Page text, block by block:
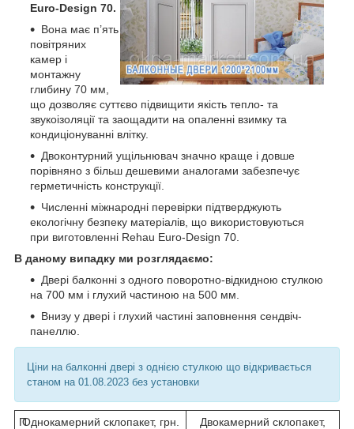
Euro-Design 70.
Вона має п’ять
повітряних
камер і
монтажну
глибину 70 мм,
що дозволяє суттєво підвищити якість тепло- та
звукоізоляції та заощадити на опаленні взимку та
кондиціонуванні влітку.
Двоконтурний ущільнювач значно краще і довше
порівняно з більш дешевими аналогами забезпечує
герметичність конструкції.
Численні міжнародні перевірки підтверджують
екологічну безпеку матеріалів, що використовуються
при виготовленні Rehau Euro-Design 70.
В даному випадку ми розглядаємо:
Двері балконні з одного поворотно-відкидною стулкою
на 700 мм і глухий частиною на 500 мм.
Внизу у двері і глухий частині заповнення сендвіч-
панеллю.
Ціни на балконні двері з однією стулкою що відкривається
станом на 01.08.2023 без установки
ПОднокамерний склопакет, грн.
Двокамерний склопакет,